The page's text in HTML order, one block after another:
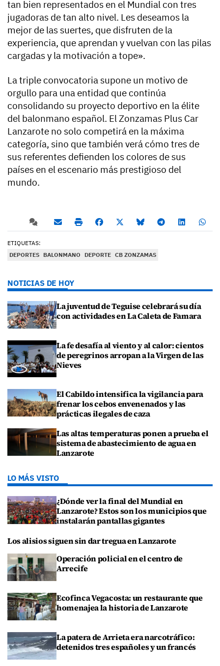
tan bien representados en el Mundial con tres
jugadoras de tan alto nivel. Les deseamos la
mejor de las suertes, que disfruten de la
experiencia, que aprendan y vuelvan con las pilas
cargadas y la motivación a tope».
La triple convocatoria supone un motivo de
orgullo para una entidad que continúa
consolidando su proyecto deportivo en la élite
del balonmano español. El Zonzamas Plus Car
Lanzarote no solo competirá en la máxima
categoría, sino que también verá cómo tres de
sus referentes defienden los colores de sus
países en el escenario más prestigioso del
mundo.
ETIQUETAS:
DEPORTES BALONMANO DEPORTE CB ZONZAMAS
NOTICIAS DE HOY
La juventud de Teguise celebrará su día
con actividades en La Caleta de Famara
La fe desafía al viento y al calor: cientos
de peregrinos arropan a la Virgen de las
Nieves
El Cabildo intensifica la vigilancia para
frenar los cebos envenenados y las
prácticas ilegales de caza
Las altas temperaturas ponen a prueba el
sistema de abastecimiento de agua en
Lanzarote
LO MÁS VISTO
¿Dónde ver la final del Mundial en
Lanzarote? Estos son los municipios que
instalarán pantallas gigantes
Los alisios siguen sin dar tregua en Lanzarote
Operación policial en el centro de
Arrecife
Ecofinca Vegacosta: un restaurante que
homenajea la historia de Lanzarote
La patera de Arrieta era narcotráfico:
detenidos tres españoles y un francés